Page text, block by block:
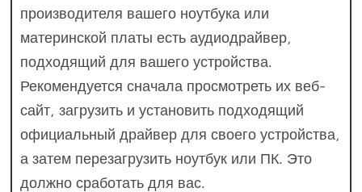
производителя вашего ноутбука или
материнской платы есть аудиодрайвер,
подходящий для вашего устройства.
Рекомендуется сначала просмотреть их веб-
сайт, загрузить и установить подходящий
официальный драйвер для своего устройства,
а затем перезагрузить ноутбук или ПК. Это
должно сработать для вас.